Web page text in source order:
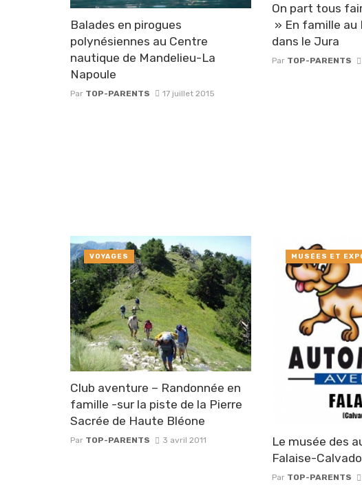
Balades en pirogues
polynésiennes au Centre
nautique de Mandelieu-La
Napoule
Par TOP-PARENTS 17 juillet 2015
On part tous
» En famille au
dans le Jura
Par TOP-PARENTS
Club aventure – Randonnée en
famille -sur la piste de la Pierre
Sacrée de Haute Bléone
Par TOP-PARENTS 3 avril 2011
VOYAGES
Le musée des
Falaise-
Par TOP-PARENTS
MUSÉES ET